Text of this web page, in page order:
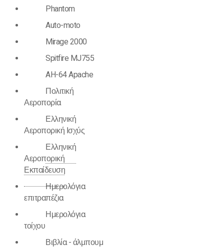
Phantom
Auto-moto
Mirage 2000
Spitfire MJ755
AH-64 Apache
Πολιτική
Αεροπορία
Ελληνική
Αεροπορική Ισχύς
Ελληνική
Αεροπορική
Εκπαίδευση
Ημερολόγια
επιτραπέζια
Ημερολόγια
τοίχου
Βιβλία - άλμπουμ